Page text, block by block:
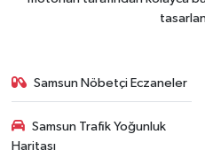
Samsun Nöbetçi Eczaneler
Samsun Trafik Yoğunluk
Haritası